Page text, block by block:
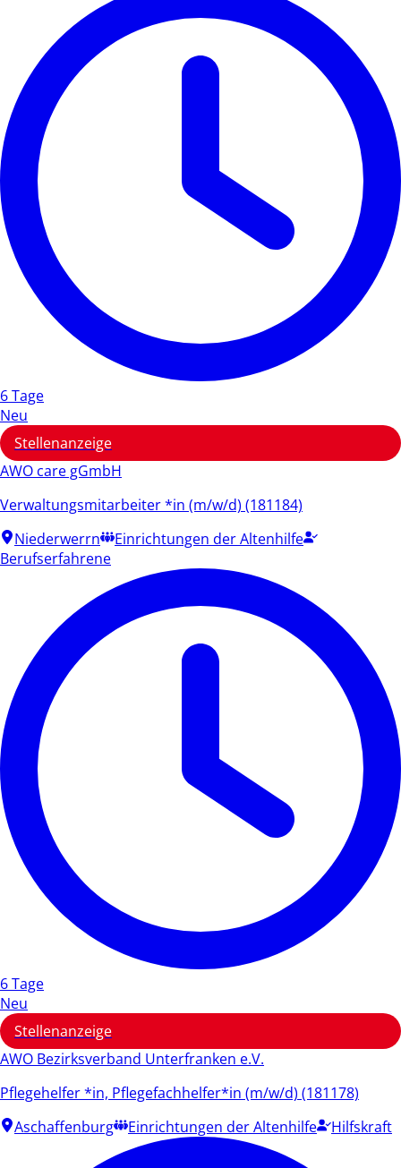
6 Tage
Neu
Stellenanzeige
AWO care gGmbH
Verwaltungsmitarbeiter *in (m/w/d) (181184)
Niederwerrn
Einrichtungen der Altenhilfe
Berufserfahrene
6 Tage
Neu
Stellenanzeige
AWO Bezirksverband Unterfranken e.V.
Pflegehelfer *in, Pflegefachhelfer*in (m/w/d) (181178)
Aschaffenburg
Einrichtungen der Altenhilfe Hilfskraft